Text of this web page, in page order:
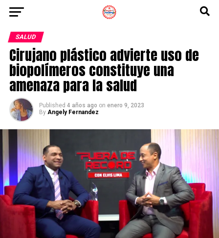
SALUD
Cirujano plástico advierte uso de
biopolímeros constituye una
amenaza para la salud
Published 4 años ago on enero 9, 2023
By Angely Fernandez